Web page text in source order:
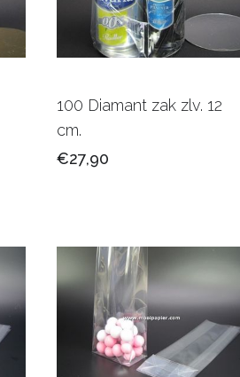
100 Diamant zak zlv. 12
cm.
€27,90